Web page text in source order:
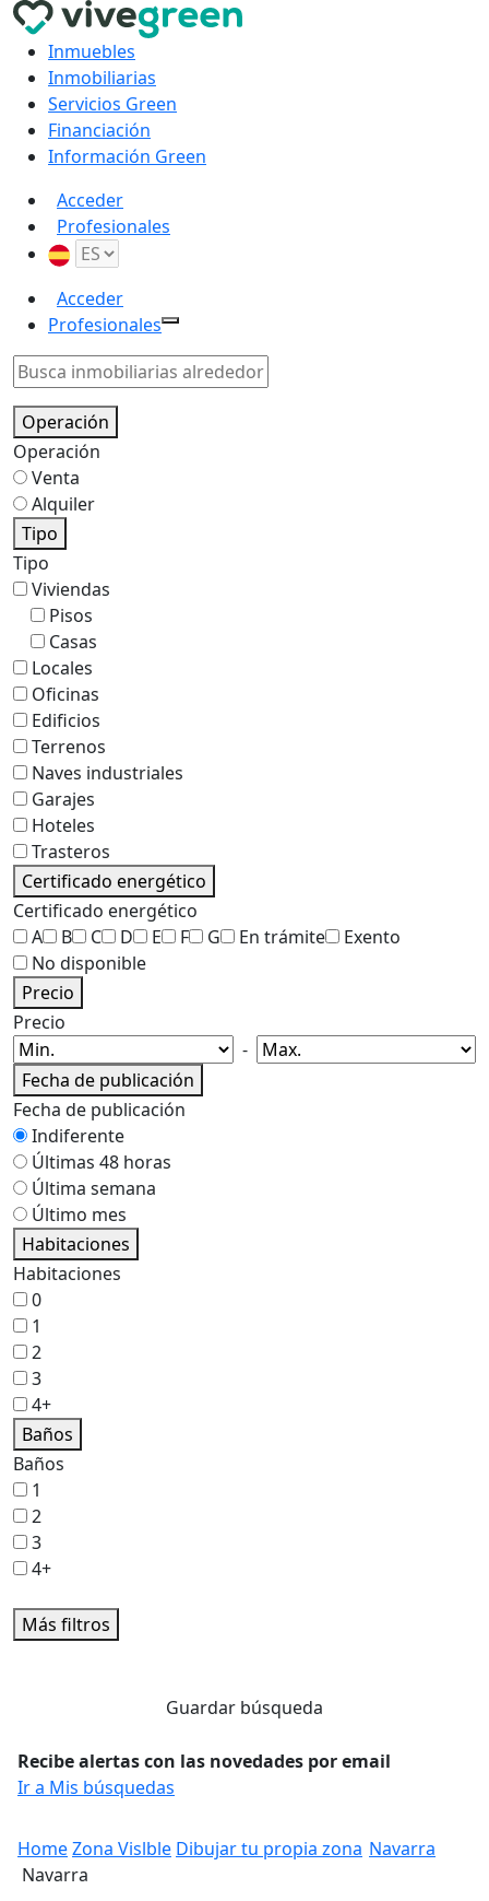
Inmuebles
Inmobiliarias
Servicios Green
Financiación
Información Green
Acceder
Profesionales
Acceder
Profesionales
Operación
Operación
Venta
Alquiler
Tipo
Tipo
Viviendas
Pisos
Casas
Locales
Oficinas
Edificios
Terrenos
Naves industriales
Garajes
Hoteles
Trasteros
Certificado energético
Certificado energético
A
B C D E F G En trámite
Exento
No disponible
Precio
Precio
-
Fecha de publicación
Fecha de publicación
Indiferente
Últimas 48 horas
Última semana
Último mes
Habitaciones
Habitaciones
0
1
2
3
4+
Baños
Baños
1
2
3
4+
Más filtros
Guardar búsqueda
Recibe alertas con las novedades por email
Ir a Mis búsquedas
HomeZona Vislble Dibujar tu propia zona Navarra
Navarra